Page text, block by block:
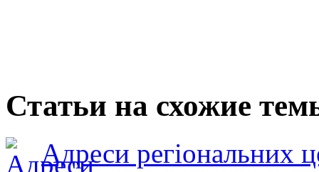
Статьи на схожие
Адреси регіональних